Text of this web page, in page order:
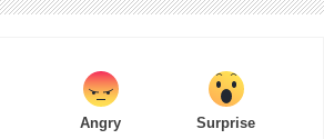
Angry Surprise